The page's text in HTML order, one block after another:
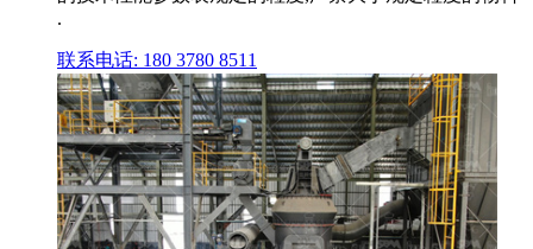
.
联系电话: 180 3780 8511